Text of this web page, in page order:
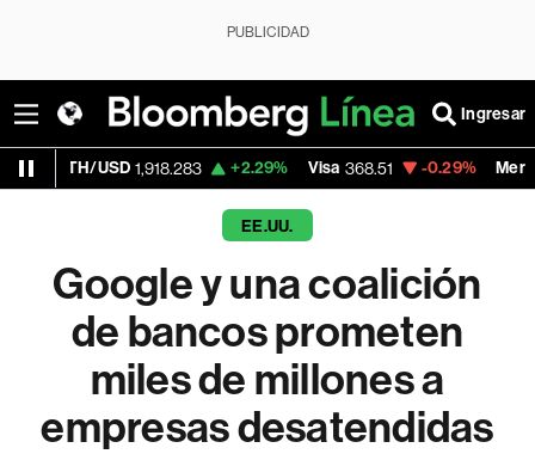
PUBLICIDAD
Ingresar
1,918.283 +2.29% Visa 368.51 -0.29% MercadoLibre
EE.UU.
Google y una coalición
de bancos prometen
miles de millones a
empresas desatendidas